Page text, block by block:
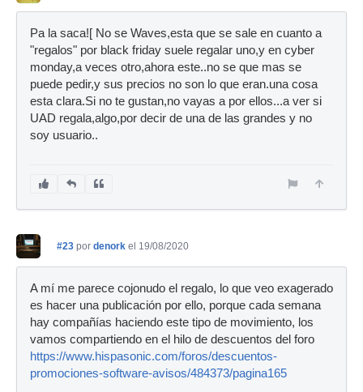
Pa la saca![ No se Waves,esta que se sale en cuanto a
"regalos" por black friday suele regalar uno,y en cyber
monday,a veces otro,ahora este..no se que mas se
puede pedir,y sus precios no son lo que eran.una cosa
esta clara.Si no te gustan,no vayas a por ellos...a ver si
UAD regala,algo,por decir de una de las grandes y no
soy usuario..
#23 por denork el 19/08/2020
A mí me parece cojonudo el regalo, lo que veo exagerado
es hacer una publicación por ello, porque cada semana
hay compañías haciendo este tipo de movimiento, los
vamos compartiendo en el hilo de descuentos del foro
https://www.hispasonic.com/foros/descuentos-
promociones-software-avisos/484373/pagina165